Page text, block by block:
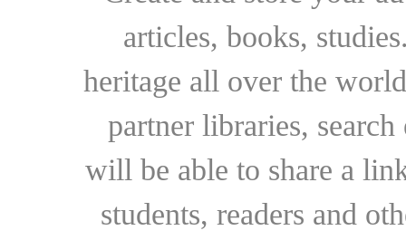
articles, books,
heritage all over the
partner libraries,
will be able to share a
students, readers and